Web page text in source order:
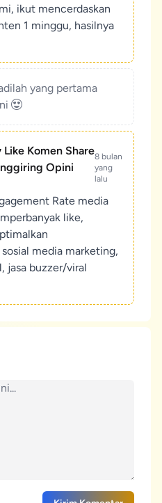
ikut mencerdaskan
1 minggu, hasilnya
yang pertama
Komen Share
Opini
8 bulan
yang
lalu
Rate media
like,
media marketing,
jasa buzzer/viral